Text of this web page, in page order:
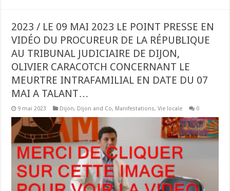
2023 / LE 09 MAI 2023 LE POINT PRESSE EN
VIDÉO DU PROCUREUR DE LA RÉPUBLIQUE
AU TRIBUNAL JUDICIAIRE DE DIJON,
OLIVIER CARACOTCH CONCERNANT LE
MEURTRE INTRAFAMILIAL EN DATE DU 07
MAI A TALANT…
9 mai 2023 Dijon, Dijon and Co, Manifestations,Vie locale 0